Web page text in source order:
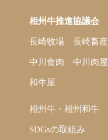
相州牛推進協議会
長崎牧場 長崎畜産
中川食肉 中川肉屋
和牛屋
相州牛・相州和牛
SDGsの取組み